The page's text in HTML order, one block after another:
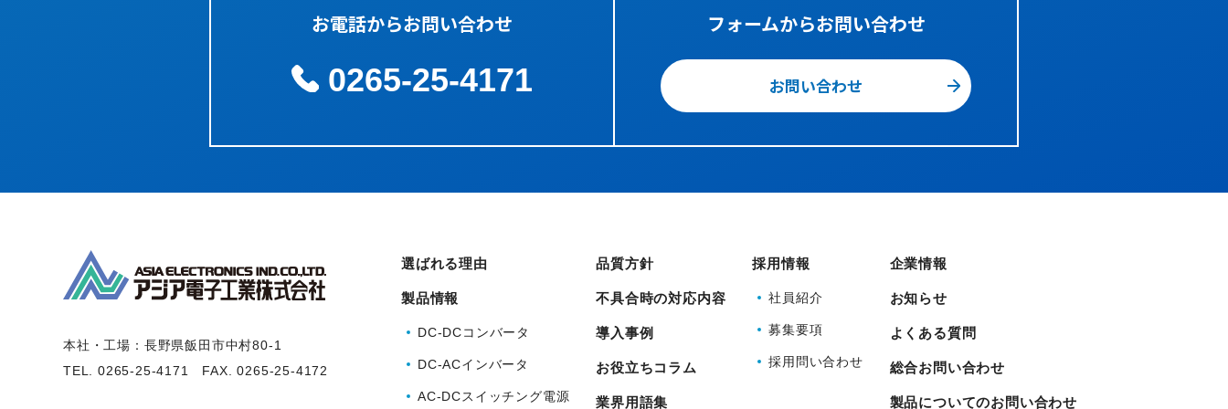
お電話からお問い合わせ
0265-25-4171
フォームからお問い合わせ
お問い合わせ
本社・工場：長野県飯田市中村80-1
TEL. 0265-25-4171 FAX. 0265-25-4172
選ばれる理由
製品情報
DC-DCコンバータ
DC-ACインバータ
AC-DCスイッチング電源
品質方針
不具合時の対応内容
導入事例
お役立ちコラム
業界用語集
採用情報
社員紹介
募集要項
採用問い合わせ
企業情報
お知らせ
よくある質問
総合お問い合わせ
製品についてのお問い合わせ